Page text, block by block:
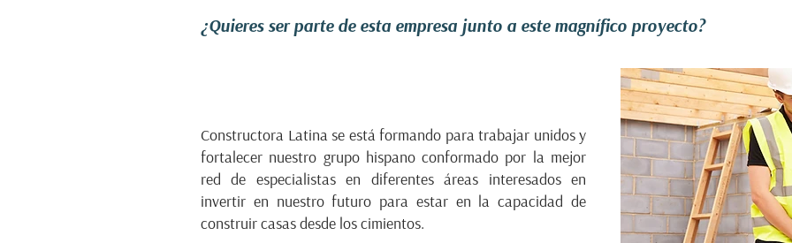
¿Quieres ser parte de esta empresa junto a este magnífico proyecto?
Constructora Latina se está formando para trabajar unidos y
fortalecer nuestro grupo hispano conformado por la mejor
red de especialistas en diferentes áreas interesados en
invertir en nuestro futuro para estar en la capacidad de
construir casas desde los cimientos.